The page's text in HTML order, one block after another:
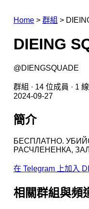
Home > 群組 >
DIEING
@DIENGSQUADE
群組 · 14 位成員 · 1
2024-09-27
簡介
БЕСПЛАТНО.
РАСЧЛЕНЕНКА,
在 Telegram 上加入
相關群組與頻